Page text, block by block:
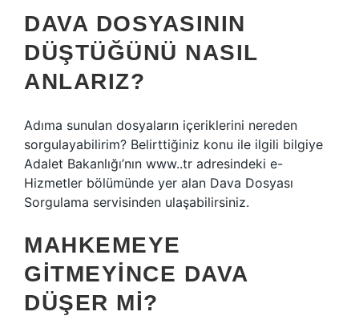
DAVA DOSYASININ
DÜŞTÜĞÜNÜ NASIL
ANLARIZ?
Adıma sunulan dosyaların içeriklerini nereden
sorgulayabilirim? Belirttiğiniz konu ile ilgili bilgiye
Adalet Bakanlığı’nın www..tr adresindeki e-
Hizmetler bölümünde yer alan Dava Dosyası
Sorgulama servisinden ulaşabilirsiniz.
MAHKEMEYE
GITMEYINCE DAVA
DÜŞER MI?